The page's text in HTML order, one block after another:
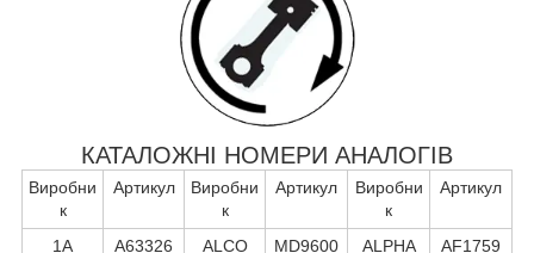
КАТАЛОЖНІ НОМЕРИ АНАЛОГІВ
Виробни
к
Артикул
Виробни
к
Артикул
Виробни
к
Артикул
1A A63326 ALCO MD9600 ALPHA AF1759